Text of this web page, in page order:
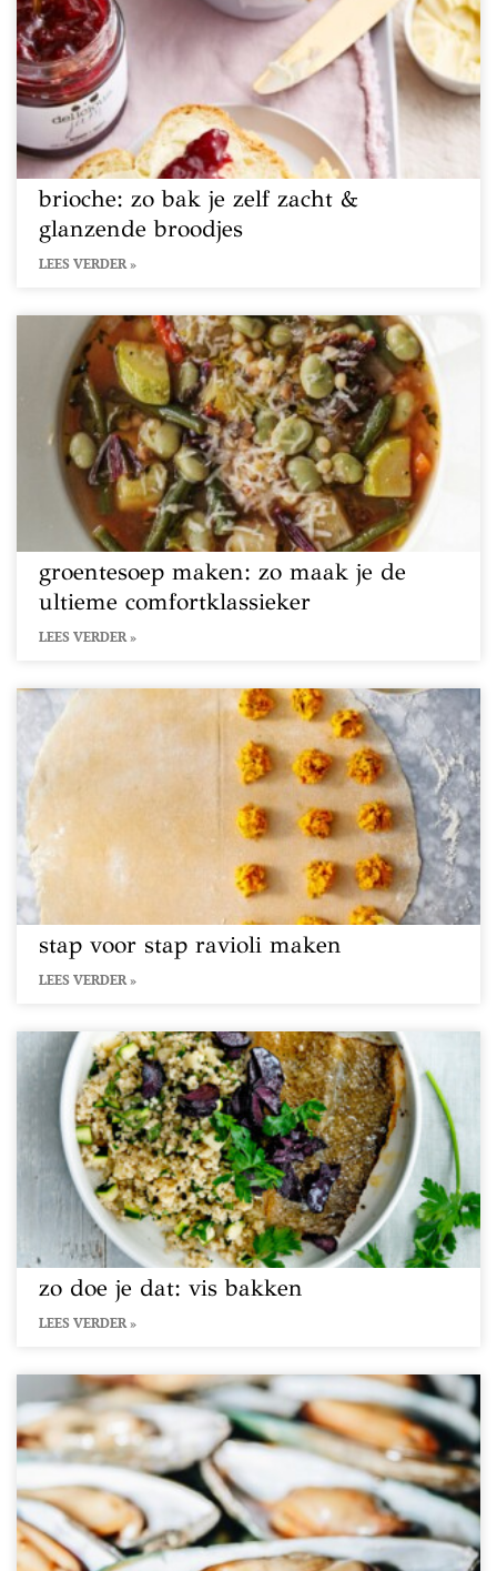
brioche: zo bak je zelf zacht &
glanzende broodjes
LEES VERDER »
groentesoep maken: zo maak je de
ultieme comfortklassieker
LEES VERDER »
stap voor stap ravioli maken
LEES VERDER »
zo doe je dat: vis bakken
LEES VERDER »